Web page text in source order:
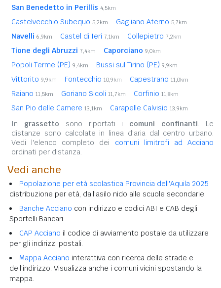
San Benedetto in Perillis 4,5km
Castelvecchio Subequo 5,2km Gagliano Aterno 5,7km
Navelli 6,9km Castel di Ieri 7,1km Collepietro 7,2km
Tione degli Abruzzi 7,4km Caporciano 9,0km
Popoli Terme (PE) 9,4km Bussi sul Tirino (PE) 9,9km
Vittorito 9,9km Fontecchio 10,9km Capestrano 11,0km
Raiano 11,5km Goriano Sicoli 11,7km Corfinio 11,8km
San Pio delle Camere 13,1km Carapelle Calvisio 13,9km
In grassetto sono riportati i comuni confinanti. Le
distanze sono calcolate in linea d'aria dal centro urbano.
Vedi l'elenco completo dei comuni limitrofi ad Acciano
ordinati per distanza.
Vedi anche
Popolazione per età scolastica Provincia dell'Aquila 2025
distribuzione per età, dall'asilo nido alle scuole secondarie.
Banche Acciano con indirizzo e codici ABI e CAB degli
Sportelli Bancari.
CAP Acciano il codice di avviamento postale da utilizzare
per gli indirizzi postali.
Mappa Acciano interattiva con ricerca delle strade e
dell'indirizzo. Visualizza anche i comuni vicini spostando la
mappa.